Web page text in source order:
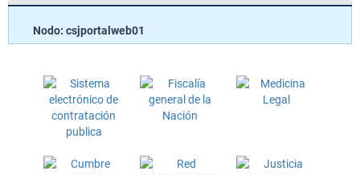
Nodo: csjportalweb01